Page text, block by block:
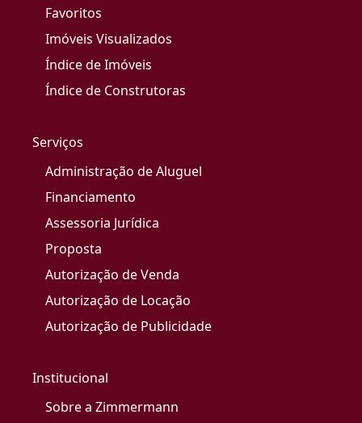
Favoritos
Imóveis Visualizados
Índice de Imóveis
Índice de Construtoras
Serviços
Administração de Aluguel
Financiamento
Assessoria Jurídica
Proposta
Autorização de Venda
Autorização de Locação
Autorização de Publicidade
Institucional
Sobre a Zimmermann